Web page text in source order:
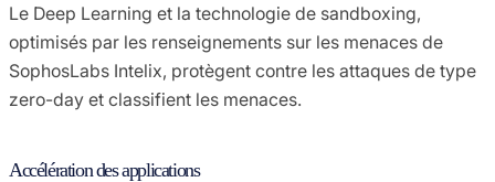
Le Deep Learning et la technologie de sandboxing,
optimisés par les renseignements sur les menaces de
SophosLabs Intelix, protègent contre les attaques de type
zero-day et classifient les menaces.
Accélération des applications